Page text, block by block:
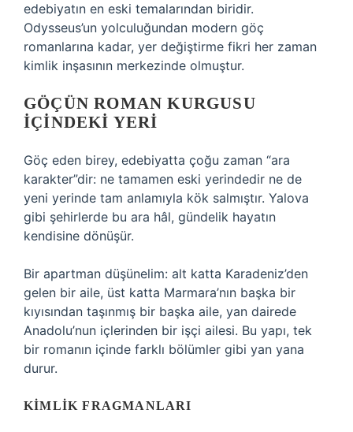
edebiyatın en eski temalarından biridir.
Odysseus’un yolculuğundan modern göç
romanlarına kadar, yer değiştirme fikri her zaman
kimlik inşasının merkezinde olmuştur.
GÖÇÜN ROMAN KURGUSU
İÇINDEKI YERI
Göç eden birey, edebiyatta çoğu zaman “ara
karakter”dir: ne tamamen eski yerindedir ne de
yeni yerinde tam anlamıyla kök salmıştır. Yalova
gibi şehirlerde bu ara hâl, gündelik hayatın
kendisine dönüşür.
Bir apartman düşünelim: alt katta Karadeniz’den
gelen bir aile, üst katta Marmara’nın başka bir
kıyısından taşınmış bir başka aile, yan dairede
Anadolu’nun içlerinden bir işçi ailesi. Bu yapı, tek
bir romanın içinde farklı bölümler gibi yan yana
durur.
KIMLIK FRAGMANLARI